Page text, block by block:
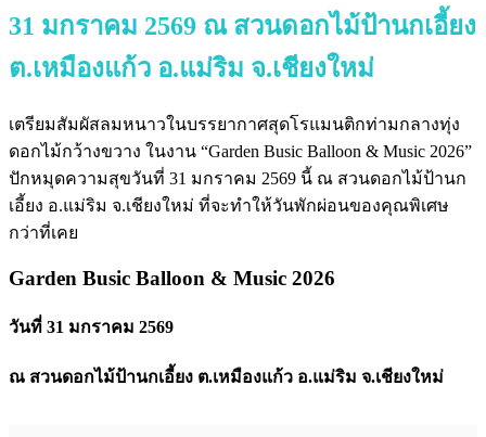
31 มกราคม 2569 ณ สวนดอกไม้ป้านกเอี้ยง
ต.เหมืองแก้ว อ.แม่ริม จ.เชียงใหม่
เตรียมสัมผัสลมหนาวในบรรยากาศสุดโรแมนติกท่ามกลางทุ่ง
ดอกไม้กว้างขวาง ในงาน “Garden Busic Balloon & Music 2026”
ปักหมุดความสุขวันที่ 31 มกราคม 2569 นี้ ณ สวนดอกไม้ป้านก
เอี้ยง อ.แม่ริม จ.เชียงใหม่ ที่จะทำให้วันพักผ่อนของคุณพิเศษ
กว่าที่เคย
Garden Busic Balloon & Music 2026
วันที่ 31 มกราคม 2569
ณ สวนดอกไม้ป้านกเอี้ยง ต.เหมืองแก้ว อ.แม่ริม จ.เชียงใหม่